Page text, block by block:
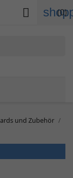
(0)

und Zubehör